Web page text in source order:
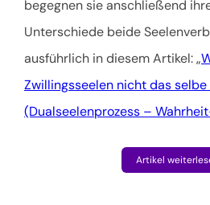
begegnen sie anschließend
Unterschiede beide
ausführlich in diesem Artikel: „
Zwillingsseelen nicht das selbe
(Dualseelenprozess –
Artikel